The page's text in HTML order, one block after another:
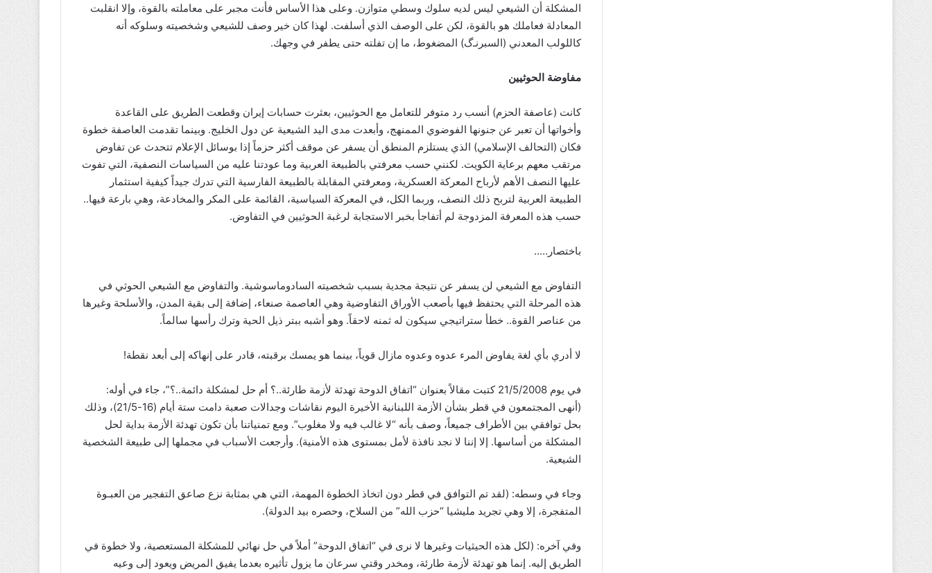
المشكلة أن الشيعي ليس لديه سلوك وسطي متوازن. وعلى هذا الأساس فأنت مجبر على معاملته بالقوة، وإلا انقلبت
المعادلة فعاملك هو بالقوة، لكن على الوصف الذي أسلفت. لهذا كان خير وصف للشيعي وشخصيته وسلوكه أنه
كاللولب المعدني (السبرنـﮒ) المضغوط، ما إن تفلته حتى يطفر في وجهك.
مفاوضة الحوثيين
كانت (عاصفة الحزم) أنسب رد متوفر للتعامل مع الحوثيين، بعثرت حسابات إيران وقطعت الطريق على القاعدة
وأخواتها أن تعبر عن جنونها الفوضوي الممنهج، وأبعدت مدى اليد الشيعية عن دول الخليج. وبينما تقدمت العاصفة خطوة
فكان (التحالف الإسلامي) الذي يستلزم المنطق أن يسفر عن موقف أكثر حزماً إذا بوسائل الإعلام تتحدث عن تفاوض
مرتقب معهم برعاية الكويت. لكنني حسب معرفتي بالطبيعة العربية وما عودتنا عليه من السياسات النصفية، التي تفوت
عليها النصف الأهم لأرباح المعركة العسكرية، ومعرفتي المقابلة بالطبيعة الفارسية التي تدرك جيداً كيفية استثمار
الطبيعة العربية لتربح ذلك النصف، وربما الكل، في المعركة السياسية، القائمة على المكر والمخادعة، وهي بارعة فيها..
حسب هذه المعرفة المزدوجة لم أتفاجأ بخبر الاستجابة لرغبة الحوثيين في التفاوض.
باختصار…..
التفاوض مع الشيعي لن يسفر عن نتيجة مجدية بسبب شخصيته السادوماسوشية. والتفاوض مع الشيعي الحوثي في
هذه المرحلة التي يحتفظ فيها بأصعب الأوراق التفاوضية وهي العاصمة صنعاء، إضافة إلى بقية المدن، والأسلحة وغيرها
من عناصر القوة.. خطأ ستراتيجي سيكون له ثمنه لاحقاً. وهو أشبه ببتر ذيل الحية وترك رأسها سالماً.
لا أدري بأي لغة يفاوض المرء عدوه وعدوه مازال قوياً، بينما هو يمسك برقبته، قادر على إنهاكه إلى أبعد نقطة!
في يوم 21/5/2008 كتبت مقالاً بعنوان “اتفاق الدوحة تهدئة لأزمة طارئة..؟ أم حل لمشكلة دائمة..؟”، جاء في أوله:
(أنهى المجتمعون في قطر بشأن الأزمة اللبنانية الأخيرة اليوم نقاشات وجدالات صعبة دامت ستة أيام (16-21/5)، وذلك
بحل توافقي بين الأطراف جميعاً، وصف بأنه “لا غالب فيه ولا مغلوب”. ومع تمنياتنا بأن تكون تهدئة الأزمة بداية لحل
المشكلة من أساسها. إلا إننا لا نجد نافذة لأمل بمستوى هذه الأمنية). وأرجعت الأسباب في مجملها إلى طبيعة الشخصية
الشيعية.
وجاء في وسطه: (لقد تم التوافق في قطر دون اتخاذ الخطوة المهمة، التي هي بمثابة نزع صاعق التفجير من العبـوة
المتفجرة، إلا وهي تجريد مليشيا “حزب الله” من السلاح، وحصره بيد الدولة).
وفي آخره: (لكل هذه الحيثيات وغيرها لا نرى في “اتفاق الدوحة” أملاً في حل نهائي للمشكلة المستعصية، ولا خطوة في
الطريق إليه. إنما هو تهدئة لأزمة طارئة، ومخدر وقتي سرعان ما يزول تأثيره بعدما يفيق المريض ويعود إلى وعيه